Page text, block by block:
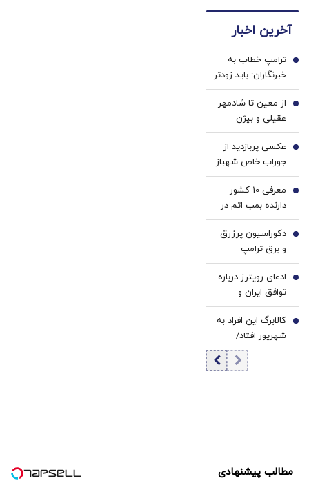
خرید40%تخفیف
پزشکی
سفید
کننده
خانگی
این
کرم
ترمیم
کننده
23
روزه
آخرین اخبار
ترامپ خطاب به
خبرنگاران: باید زودتر
بروم؛ یک جنگ در
پیش داریم! + فیلم
1
از معین تا شادمهر
عقیلی و بیژن
مرتضوی/ حرف های
تازه پزشکیان درباره
بازگشت ایرانی ها
به کشور
2
عکسی پربازدید از
جوراب‌ خاص شهباز
شریف در مراسم
امضاء توافق‌ مکه
3
معرفی 10 کشور
دارنده بمب اتم در
جهان/ کدام کشور
بیشترین بمب اتم
را دارد؟ +
اینفوگرافی
4
دکوراسیون پرزرق‌
و برق ترامپ
تداعی‌کننده
کاخ‌های صدام
است/ کلینتون
خطاب به مردم
آمریکا: اینجا خانه او
نیست
5
ادعای رویترز درباره
توافق ایران و
عمان/ به محض
توافق بر سر تنگه
هرمز آمریکا
محاصره را لغو
6
کالابرگ این افراد به
شهریور افتاد/
زمان‌بندی جدید را
7
مطالب پیشنهادی